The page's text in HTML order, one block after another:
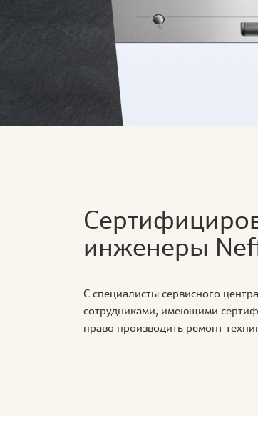
инженеры
С специалисты сервисного
сотрудниками, имеющими
право производить ремонт